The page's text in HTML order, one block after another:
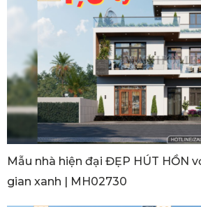
Mẫu nhà hiện đại ĐẸP HÚT HỒN
gian xanh | MH02730